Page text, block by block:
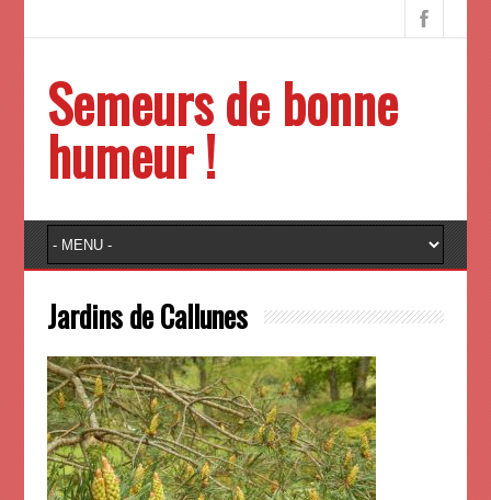
Semeurs de bonne
humeur !
Jardins de Callunes